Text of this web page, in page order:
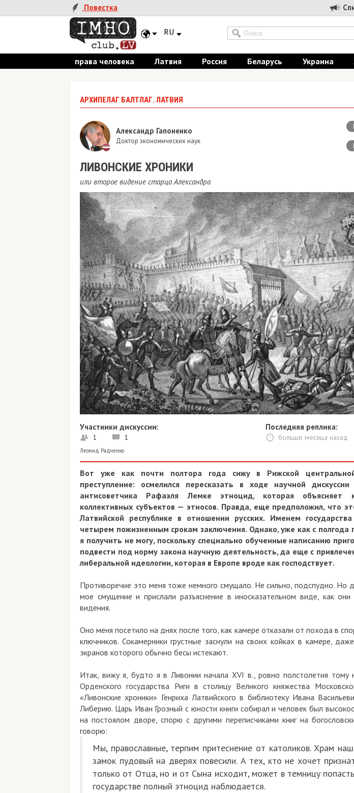
Повестка
RU
права человека Латвия Россия Беларусь Украина
АРХИПЕЛАГ БАЛТЛАГ. ЛАТВИЯ
Александр Гапоненко
Доктор экономических наук
ЛИВОНСКИЕ ХРОНИКИ
или второе видение старца Александра
Участники дискуссии:
1 1
Последняя реплика:
больше месяца назад
Леонид Радченко
Вот уже как почти полтора года сижу в Рижской
преступление: осмелился пересказать в ходе научной
антисоветчика Рафаэля Лемке этноцид, которая объясняет
коллективных субъектов — этносов. Правда, еще предположил, что
Латвийской республике в отношении русских. Именем
четырем пожизненным срокам заключения. Однако, уже как с полгода
я получить не могу, поскольку специально обученные написанию
подвести под норму закона научную деятельность, да еще с
либеральной идеологии, которая в Европе вроде как господствует.
Противоречие это меня тоже немного смущало. Не сильно, подспудно. Но
мое смущение и прислали разъяснение в иносказательном виде, как
видения.
Оно меня посетило на днях после того, как камере отказали от похода в
ключников. Сокамерники грустные заснули на своих койках в камере,
экранов которого обычно бесы истекают.
Итак, вижу я, будто я в Ливонии начала XVI в., ровно полстолетия тому
Орденского государства Риги в столицу Великого княжества
«Ливонские хроники» Генриха Латвийского в библиотеку Ивана
Либерию. Царь Иван Грозный с юности книги собирал и человек был
на постоялом дворе, спорю с другими переписчиками книг на
говорю:
Мы, православные, терпим притеснение от католиков. Храм
замок пудовый на дверях повесили. А тех, кто не хочет
только от Отца, но и от Сына исходит, может в темницу
государстве полный этноцид наблюдается.